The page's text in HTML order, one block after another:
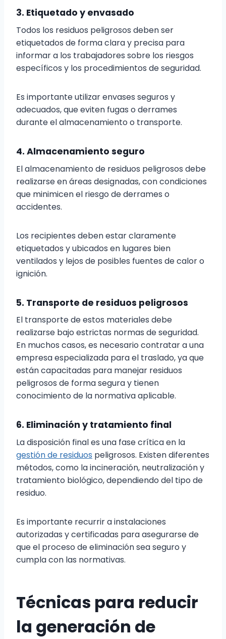
3. Etiquetado y envasado
Todos los residuos peligrosos deben ser
etiquetados de forma clara y precisa para
informar a los trabajadores sobre los riesgos
específicos y los procedimientos de seguridad.
Es importante utilizar envases seguros y
adecuados, que eviten fugas o derrames
durante el almacenamiento o transporte.
4. Almacenamiento seguro
El almacenamiento de residuos peligrosos debe
realizarse en áreas designadas, con condiciones
que minimicen el riesgo de derrames o
accidentes.
Los recipientes deben estar claramente
etiquetados y ubicados en lugares bien
ventilados y lejos de posibles fuentes de calor o
ignición.
5. Transporte de residuos peligrosos
El transporte de estos materiales debe
realizarse bajo estrictas normas de seguridad.
En muchos casos, es necesario contratar a una
empresa especializada para el traslado, ya que
están capacitadas para manejar residuos
peligrosos de forma segura y tienen
conocimiento de la normativa aplicable.
6. Eliminación y tratamiento final
La disposición final es una fase crítica en la
gestión de residuos peligrosos. Existen diferentes
métodos, como la incineración, neutralización y
tratamiento biológico, dependiendo del tipo de
residuo.
Es importante recurrir a instalaciones
autorizadas y certificadas para asegurarse de
que el proceso de eliminación sea seguro y
cumpla con las normativas.
Técnicas para reducir
la generación de